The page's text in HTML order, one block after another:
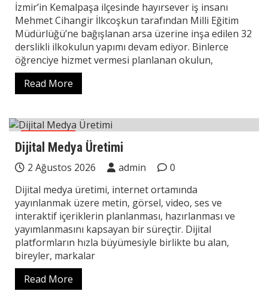
İzmir’in Kemalpaşa ilçesinde hayırsever iş insanı
Mehmet Cihangir İlkcoşkun tarafından Milli Eğitim
Müdürlüğü’ne bağışlanan arsa üzerine inşa edilen 32
derslikli ilkokulun yapımı devam ediyor. Binlerce
öğrenciye hizmet vermesi planlanan okulun,
Read More
Teknoloji
Dijital Medya Üretimi
2 Ağustos 2026 admin
0
Dijital medya üretimi, internet ortamında
yayınlanmak üzere metin, görsel, video, ses ve
interaktif içeriklerin planlanması, hazırlanması ve
yayımlanmasını kapsayan bir süreçtir. Dijital
platformların hızla büyümesiyle birlikte bu alan,
bireyler, markalar
Read More